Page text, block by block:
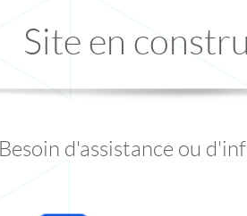
Site en
Besoin d'assistance ou